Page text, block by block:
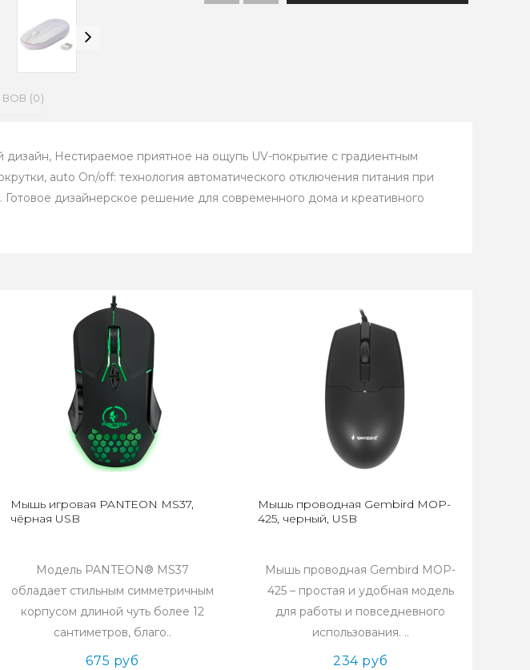
(0)
Нестираемое приятное на ощупь UV-покрытие с градиентным
auto On/off: технология автоматического отключения питания при
дизайнерское решение для современного дома и креативного
Мышь игровая PANTEON MS37,
чёрная USB
Модель PANTEON® MS37
обладает стильным симметричным
корпусом длиной чуть более 12
сантиметров, благо..
675 руб
Мышь проводная Gembird MOP-
425, черный, USB
Мышь проводная Gembird MOP-
425 – простая и удобная модель
для работы и повседневного
использования. ..
234 руб